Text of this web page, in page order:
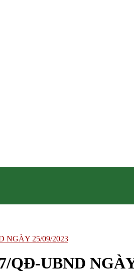
NGÀY 25/09/2023
QĐ-UBND